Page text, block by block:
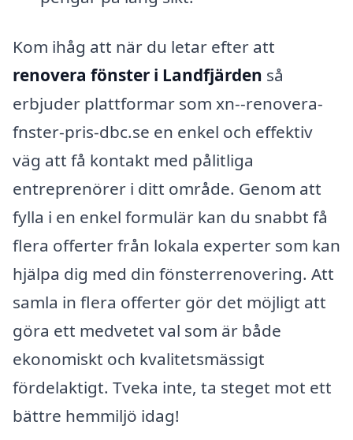
Kom ihåg att när du letar efter att
renovera fönster i Landfjärden så
erbjuder plattformar som xn--renovera-
fnster-pris-dbc.se en enkel och effektiv
väg att få kontakt med pålitliga
entreprenörer i ditt område. Genom att
fylla i en enkel formulär kan du snabbt få
flera offerter från lokala experter som kan
hjälpa dig med din fönsterrenovering. Att
samla in flera offerter gör det möjligt att
göra ett medvetet val som är både
ekonomiskt och kvalitetsmässigt
fördelaktigt. Tveka inte, ta steget mot ett
bättre hemmiljö idag!